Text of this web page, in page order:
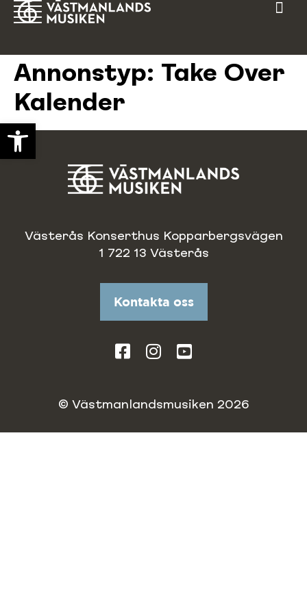
Annonstyp: Take Over
Kalender
Västerås Konserthus Kopparbergsvägen
1 722 13 Västerås
Kontakta oss
© Västmanlandsmusiken 2026
Open toolbar